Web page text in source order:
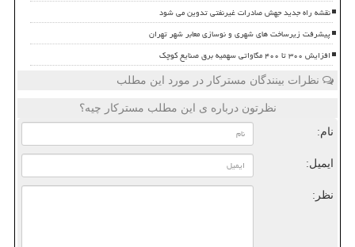
نقشه راه جدید جهش صادرات غیرنفتی تدوین می شود
پیشرفت زیرساخت های شهری و نوسازی معابر شهر تهران
افزایش ۳۰۰ تا ۴۰۰ مگاواتی سهمیه برق صنایع کوچک
نظرات بینندگان مسترکار در مورد این مطلب
نظرتون درباره ی این مطلب مسترکار چیه؟
نام:
ایمیل:
نظر: